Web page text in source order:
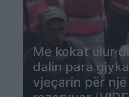
Me kokat ulur
dalin para
vjeçarin për